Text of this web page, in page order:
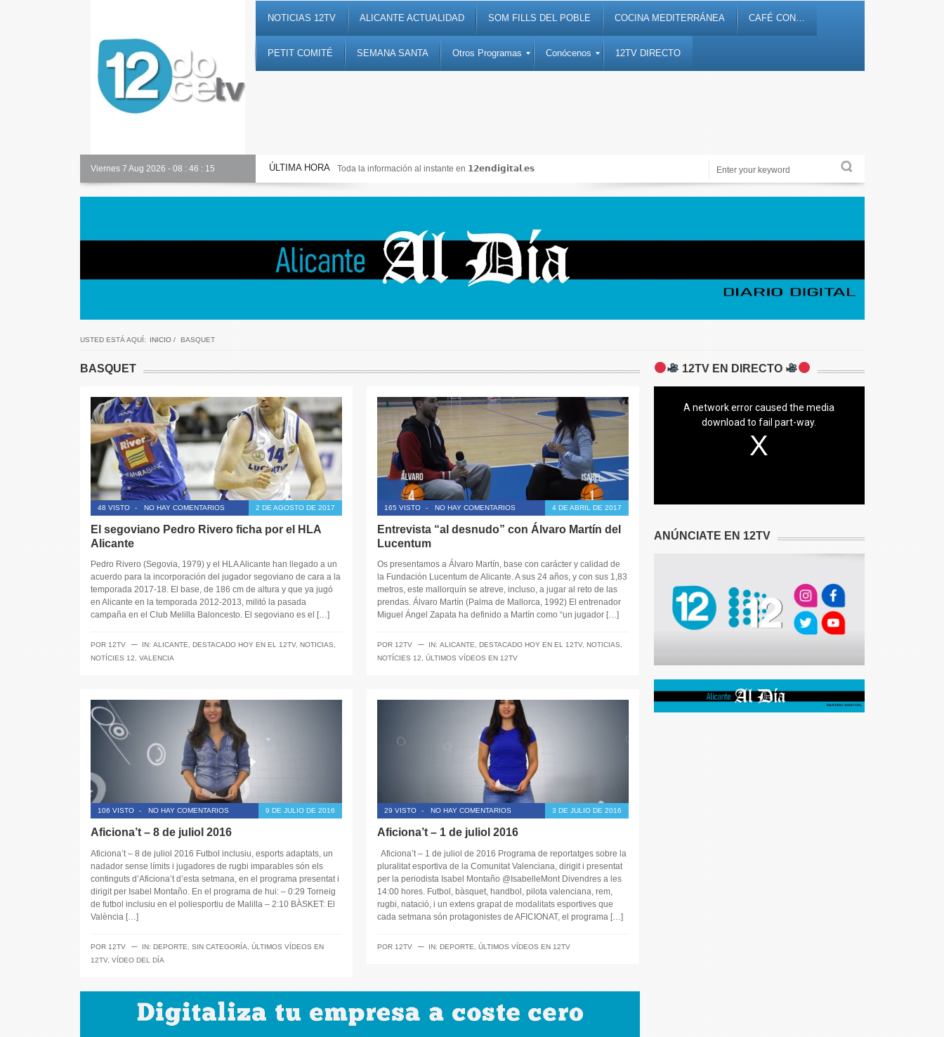
NOTICIAS 12TV ALICANTE ACTUALIDAD SOM FILLS DEL POBLE COCINA MEDITERRÁNEA CAFÉ CON…
PETIT COMITÉ SEMANA SANTA Otros Programas Conócenos 12TV DIRECTO
Viernes 7 Aug 2026 - 08 : 46 : 16 ÚLTIMA HORA
Alicante Actualidad Toda la información al instante en 𝟭𝟮𝗲𝗻𝗱𝗶𝗴𝗶𝘁𝗮𝗹.𝗲𝘀 Noticias, debates, fiestas, cultura, ocio y entretenimiento
USTED ESTÁ AQUÍ: INICIO/ BASQUET
BASQUET
48 VISTO - NO HAY COMENTARIOS 2 DE AGOSTO DE 2017
El segoviano Pedro Rivero ficha por el HLA
Alicante
Pedro Rivero (Segovia, 1979) y el HLA Alicante han llegado a un
acuerdo para la incorporación del jugador segoviano de cara a la
temporada 2017-18. El base, de 186 cm de altura y que ya jugó
en Alicante en la temporada 2012-2013, militó la pasada
campaña en el Club Melilla Baloncesto. El segoviano es el […]
POR 12TV ─ IN: ALICANTE DESTACADO HOY EN EL 12TV, NOTICIAS
NOTÍCIES 12
VALENCIA
165 VISTO - NO HAY COMENTARIOS 4 DE ABRIL DE 2017
Entrevista “al desnudo” con Álvaro Martín del
Lucentum
Os presentamos a Álvaro Martín, base con carácter y calidad de
la Fundación Lucentum de Alicante. A sus 24 años, y con sus 1,83
metros, este mallorquín se atreve, incluso, a jugar al reto de las
prendas. Álvaro Martín (Palma de Mallorca, 1992) El entrenador
Miguel Ángel Zapata ha definido a Martín como “un jugador […]
POR 12TV ─ IN: ALICANTE DESTACADO HOY EN EL 12TV, NOTICIAS
NOTÍCIES 12
ÚLTIMOS VÍDEOS EN 12TV
106 VISTO - NO HAY COMENTARIOS 9 DE JULIO DE 2016
Aficiona’t – 8 de juliol 2016
Aficiona’t – 8 de juliol 2016 Futbol inclusiu, esports adaptats, un
nadador sense límits i jugadores de rugbi imparables són els
continguts d’Aficiona’t d’esta setmana, en el programa presentat i
dirigit per Isabel Montaño. En el programa de hui: – 0:29 Torneig
de futbol inclusiu en el poliesportiu de Malilla – 2:10 BÀSKET: El
València […]
POR 12TV ─ IN: DEPORTE SIN CATEGORÍA
ÚLTIMOS VÍDEOS EN
12TV, VÍDEO DEL DÍA
29 VISTO - NO HAY COMENTARIOS 3 DE JULIO DE 2016
Aficiona’t – 1 de juliol 2016
Aficiona’t – 1 de juliol de 2016 Programa de reportatges sobre la
pluralitat esportiva de la Comunitat Valenciana, dirigit i presentat
per la periodista Isabel Montaño @IsabelleMont Divendres a les
14:00 hores. Futbol, bàsquet, handbol, pilota valenciana, rem,
rugbi, natació, i un extens grapat de modalitats esportives que
cada setmana són protagonistes de AFICIONAT, el programa […]
POR 12TV ─ IN: DEPORTE ÚLTIMOS VÍDEOS EN 12TV
12TV EN DIRECTO
A network error caused the media
download to fail part-way.
ANÚNCIATE EN 12TV